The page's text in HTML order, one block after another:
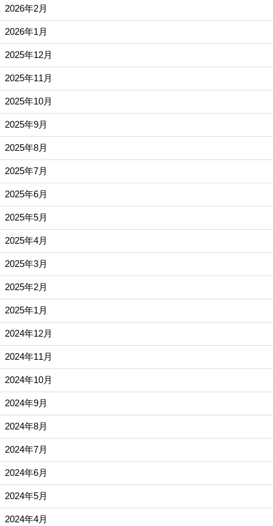
2026年2月
2026年1月
2025年12月
2025年11月
2025年10月
2025年9月
2025年8月
2025年7月
2025年6月
2025年5月
2025年4月
2025年3月
2025年2月
2025年1月
2024年12月
2024年11月
2024年10月
2024年9月
2024年8月
2024年7月
2024年6月
2024年5月
2024年4月